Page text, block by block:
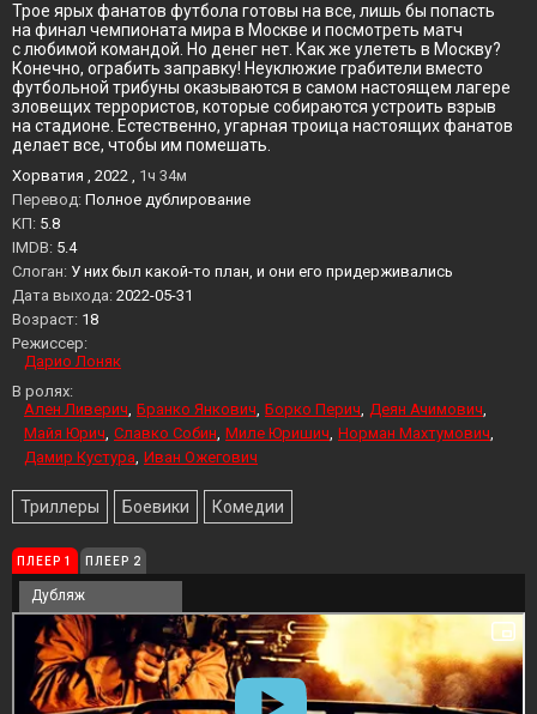
Трое ярых фанатов футбола готовы на все, лишь бы попасть
на финал чемпионата мира в Москве и посмотреть матч
с любимой командой. Но денег нет. Как же улететь в Москву?
Конечно, ограбить заправку! Неуклюжие грабители вместо
футбольной трибуны оказываются в самом настоящем лагере
зловещих террористов, которые собираются устроить взрыв
на стадионе. Естественно, угарная троица настоящих фанатов
делает все, чтобы им помешать.
Хорватия , 2022 , 1ч 34м
Перевод: Полное дублирование
KП: 5.8
IMDB: 5.4
Слоган: У них был какой-то план, и они его придерживались
Дата выхода: 2022-05-31
Возраст: 18
Режиссер:
Дарио Лоняк
В ролях:
Ален Ливерич Бранко Янкович Борко Перич Деян Ачимович
Майя Юрич Славко Собин Миле Юришич Норман Махтумович
Дамир Кустура Иван Ожегович
Триллеры Боевики Комедии
ПЛЕЕР 1 ПЛЕЕР 2
Дубляж